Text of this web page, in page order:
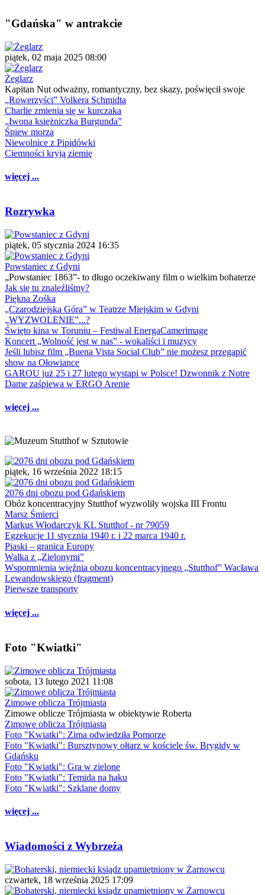
"Gdańska" w antrakcie
piątek, 02 maja 2025 08:00
Żeglarz
Kapitan Nut odważny, romantyczny, bez skazy, poświęcił swoje
„Rowerzyści” Volkera Schmidta
Charlie zmienia się w kurczaka
„Iwona księżniczka Burgunda”
Śpiew morza
Niewolnice z Pipidówki
Ciemności kryją ziemię
więcej ...
Rozrywka
piątek, 05 stycznia 2024 16:35
Powstaniec z Gdyni
„Powstaniec 1863”- to długo oczekiwany film o wielkim bohaterze
Jak się tu znaleźliśmy?
Piękna Zośka
„Czarodziejska Góra” w Teatrze Miejskim w Gdyni
„WYZWOLENIE”...?
Święto kina w Toruniu – Festiwal EnergaCamerimage
Koncert „Wolność jest w nas” - wokaliści i muzycy
Jeśli lubisz film „Buena Vista Social Club” nie możesz przegapić
show na Ołowiance
GAROU już 25 i 27 lutego wystąpi w Polsce! Dzwonnik z Notre
Dame zaśpiewa w ERGO Arenie
więcej ...
piątek, 16 września 2022 18:15
2076 dni obozu pod Gdańskiem
Obóz koncentracyjny Stutthof wyzwoliły wojska III Frontu
Marsz Śmierci
Markus Włodarczyk KL Stutthof - nr 79059
Egzekucje 11 stycznia 1940 r. i 22 marca 1940 r.
Piaski – granica Europy
Walka z „Zielonymi”
Wspomnienia więźnia obozu koncentracyjnego „Stutthof” Wacława
Lewandowskiego (fragment)
Pierwsze transporty
więcej ...
Foto "Kwiatki"
sobota, 13 lutego 2021 11:08
Zimowe oblicza Trójmiasta
Zimowe oblicze Trójmiasta w obiektywie Roberta
Zimowe oblicza Trójmiasta
Foto "Kwiatki": Zima odwiedziła Pomorze
Foto "Kwiatki": Bursztynowy ołtarz w kościele św. Brygidy w
Gdańsku
Foto "Kwiatki": Gra w zielone
Foto "Kwiatki": Temida na haku
Foto "Kwiatki": Szklane domy
więcej ...
Wiadomości z Wybrzeża
czwartek, 18 września 2025 17:09